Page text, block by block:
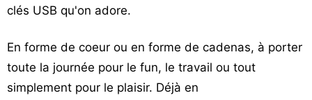
clés USB qu'on adore.
En forme de coeur ou en forme de cadenas, à porter
toute la journée pour le fun, le travail ou tout
simplement pour le plaisir. Déjà en